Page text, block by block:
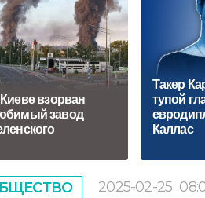
взорван
завод
Такер
тупой
Каллас
2025-02-25